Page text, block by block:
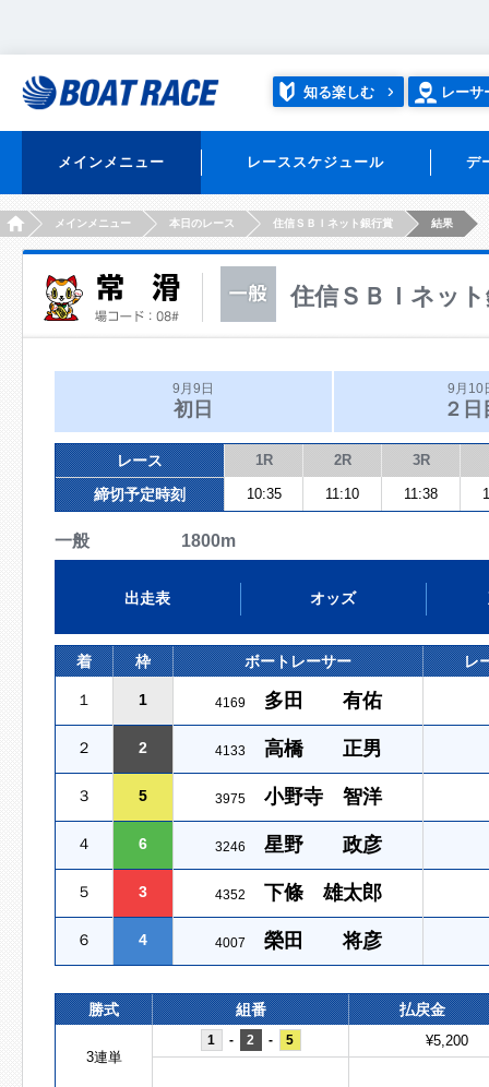
知る楽しむ レーサ
メインメニュー レーススケジュール デ
HOMEメインメニュー 本日のレース 住信ＳＢＩネット銀行賞 結果
住信ＳＢＩネッ
9月9日
初日
9月10
２日
レース 1R 2R 3R
締切予定時刻 10:35 11:10 11:38
一般 1800m
出走表 オッズ
着 枠 ボートレーサー レ
１ 1 4169 多田 有佑
２ 2 4133 高橋 正男
３ 5 3975 小野寺 智洋
４ 6 3246 星野 政彦
５ 3 4352 下條 雄太郎
６ 4 4007 榮田 将彦
勝式 組番 払戻金
3連単
1 - 2 - 5 ¥5,200